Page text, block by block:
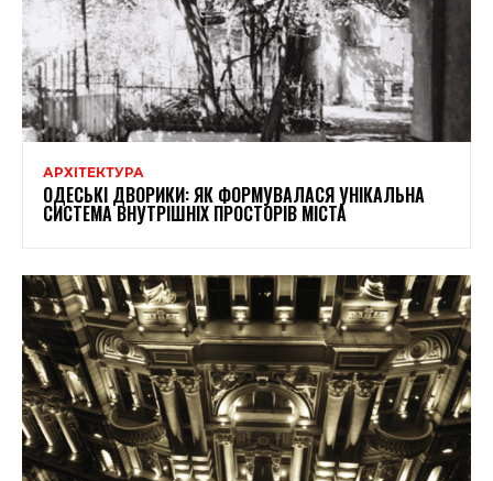
АРХІТЕКТУРА
ОДЕСЬКІ ДВОРИКИ: ЯК ФОРМУВАЛАСЯ УНІКАЛЬНА
СИСТЕМА ВНУТРІШНІХ ПРОСТОРІВ МІСТА